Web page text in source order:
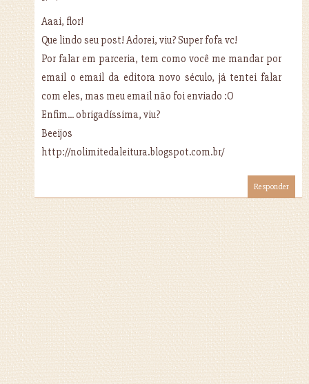
Aaai, flor!
Que lindo seu post! Adorei, viu? Super fofa vc!
Por falar em parceria, tem como você me mandar por
email o email da editora novo século, já tentei falar
com eles, mas meu email não foi enviado :O
Enfim... obrigadíssima, viu?
Beeijos
http://nolimitedaleitura.blogspot.com.br/
Responder